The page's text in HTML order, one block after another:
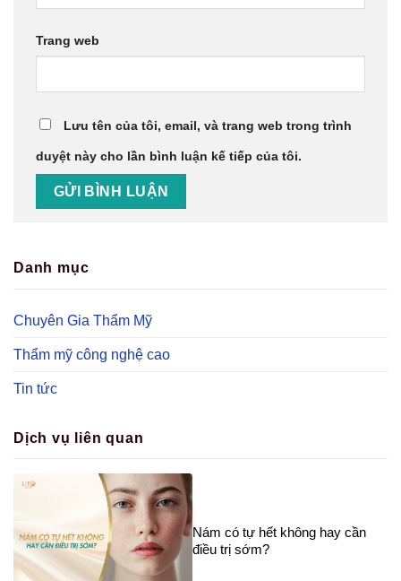
Trang web
Lưu tên của tôi, email, và trang web trong trình
duyệt này cho lần bình luận kế tiếp của tôi.
Danh mục
Chuyên Gia Thẩm Mỹ
Thẩm mỹ công nghệ cao
Tin tức
Dịch vụ liên quan
Nám có tự hết không hay cần
điều trị sớm?